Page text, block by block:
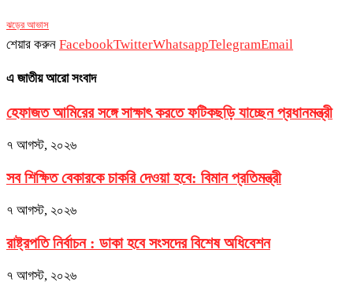
ঝড়ের আভাস
শেয়ার করুন FacebookTwitterWhatsappTelegramEmail
এ জাতীয় আরো সংবাদ
হেফাজত আমিরের সঙ্গে সাক্ষাৎ করতে ফটিকছড়ি যাচ্ছেন প্রধানমন্ত্রী
৭ আগস্ট, ২০২৬
সব শিক্ষিত বেকারকে চাকরি দেওয়া হবে: বিমান প্রতিমন্ত্রী
৭ আগস্ট, ২০২৬
রাষ্ট্রপতি নির্বাচন : ডাকা হবে সংসদের বিশেষ অধিবেশন
৭ আগস্ট, ২০২৬